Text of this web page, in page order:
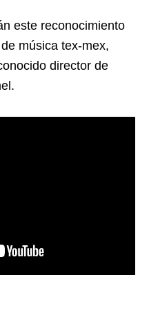
este reconocimiento
música tex-mex,
director de